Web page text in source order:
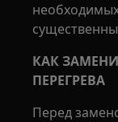
КАК
ПЕРЕГРЕВА
Перед